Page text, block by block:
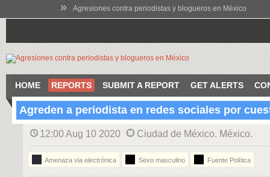
» Agresiones contra periodistas y blogueros en México
HOME REPORTS SUBMIT A REPORT GET ALERTS
Agreden a periodista en redes sociales por
12:00 Aug 10 2020 Ciudad de México. México.
Amenaza via electrónica Sexo masculino Fuente Política